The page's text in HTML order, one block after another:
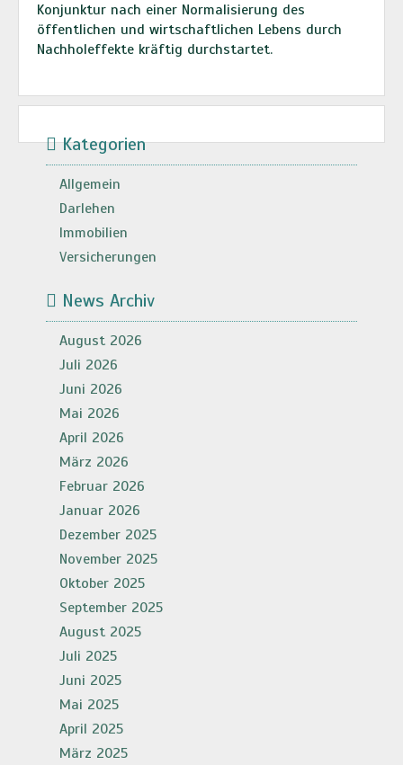
Konjunktur nach einer Normalisierung des
öffentlichen und wirtschaftlichen Lebens durch
Nachholeffekte kräftig durchstartet.
Kategorien
Allgemein
Darlehen
Immobilien
Versicherungen
News Archiv
August 2026
Juli 2026
Juni 2026
Mai 2026
April 2026
März 2026
Februar 2026
Januar 2026
Dezember 2025
November 2025
Oktober 2025
September 2025
August 2025
Juli 2025
Juni 2025
Mai 2025
April 2025
März 2025